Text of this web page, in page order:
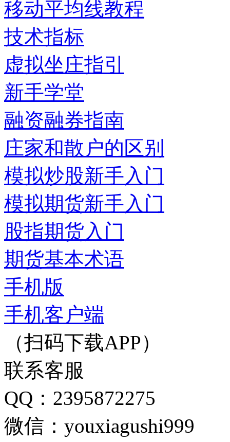
移动平均线教程
技术指标
虚拟坐庄指引
新手学堂
融资融券指南
庄家和散户的区别
模拟炒股新手入门
模拟期货新手入门
股指期货入门
期货基本术语
手机版
手机客户端
（扫码下载APP）
联系客服
QQ：2395872275
微信：youxiagushi999